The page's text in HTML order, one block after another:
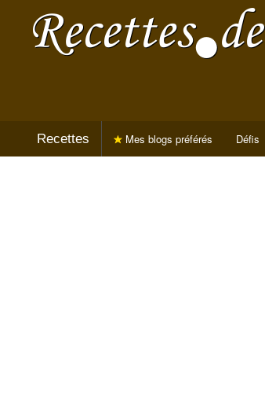
Recettes Mes blogs préférés Défis